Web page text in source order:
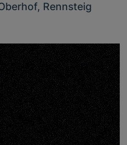
Rennsteig